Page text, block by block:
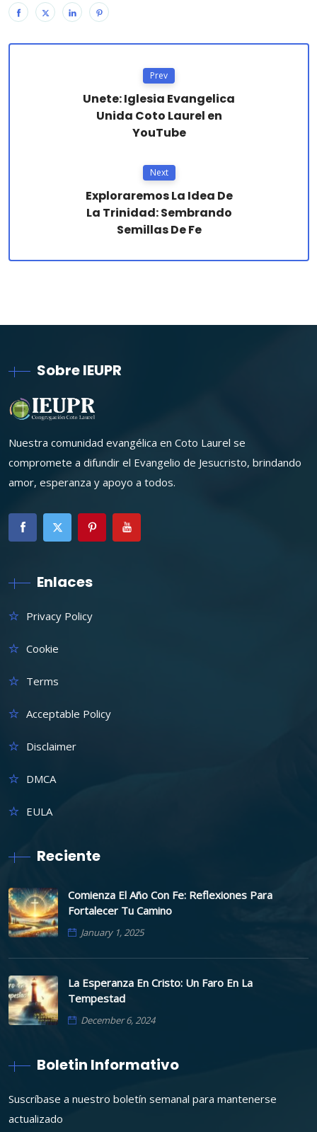
Prev
Unete: Iglesia Evangelica
Unida Coto Laurel en
YouTube
Next
Exploraremos La Idea De
La Trinidad: Sembrando
Semillas De Fe
Sobre IEUPR
Nuestra comunidad evangélica en Coto Laurel se
compromete a difundir el Evangelio de Jesucristo, brindando
amor, esperanza y apoyo a todos.
Enlaces
Privacy Policy
Cookie
Terms
Acceptable Policy
Disclaimer
DMCA
EULA
Reciente
Comienza El Año Con Fe: Reflexiones Para
Fortalecer Tu Camino
January 1, 2025
La Esperanza En Cristo: Un Faro En La
Tempestad
December 6, 2024
Boletin Informativo
Suscríbase a nuestro boletín semanal para mantenerse
actualizado